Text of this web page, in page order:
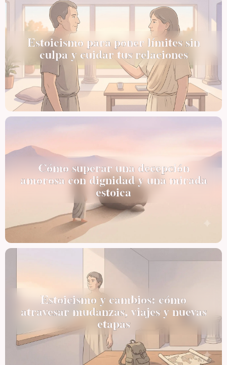
Estoicismo para poner límites sin
culpa y cuidar tus relaciones
Cómo superar una decepción
amorosa con dignidad y una mirada
estoica
Estoicismo y cambios: cómo
atravesar mudanzas, viajes y nuevas
etapas